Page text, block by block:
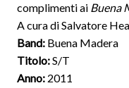
complimenti ai Buena
A cura di Salvatore
Band:Buena Madera
Titolo:S/T
Anno:2011